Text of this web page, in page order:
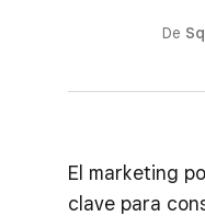
De
El marketing
clave para